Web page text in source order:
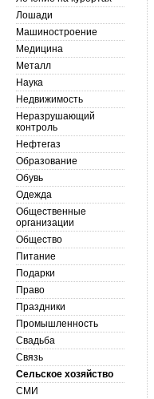
Лошади
Машиностроение
Медицина
Металл
Наука
Недвижимость
Неразрушающий
контроль
Нефтегаз
Образование
Обувь
Одежда
Общественные
организации
Общество
Питание
Подарки
Право
Праздники
Промышленность
Свадьба
Связь
Сельское хозяйство
СМИ